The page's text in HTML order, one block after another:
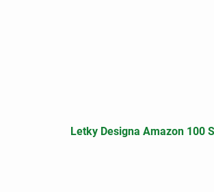
Letky Designa Amazon 100